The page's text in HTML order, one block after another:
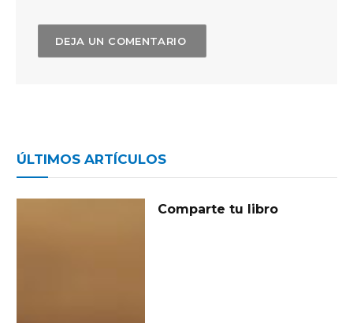
ÚLTIMOS ARTÍCULOS
Comparte tu libro